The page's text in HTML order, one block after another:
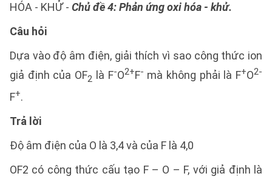
HÓA - KHỬ - Chủ đề 4: Phản ứng oxi hóa - khử.
Câu hỏi
Dựa vào độ âm điện, giải thích vì sao công thức ion
giả định của OF2 là F-O2+F- mà không phải là F+O2-
F+.
Trả lời
Độ âm điện của O là 3,4 và của F là 4,0
OF2 có công thức cấu tạo F – O – F, với giả định là